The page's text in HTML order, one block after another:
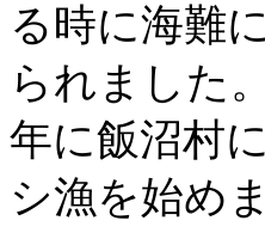
る時に海難
られました
年に飯沼村
シ漁を始め